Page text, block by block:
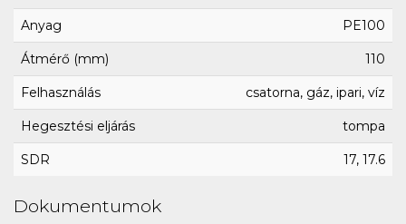
Anyag PE100
Átmérő (mm) 110
Felhasználás csatorna, gáz, ipari, víz
Hegesztési eljárás tompa
SDR 17, 17.6
Dokumentumok